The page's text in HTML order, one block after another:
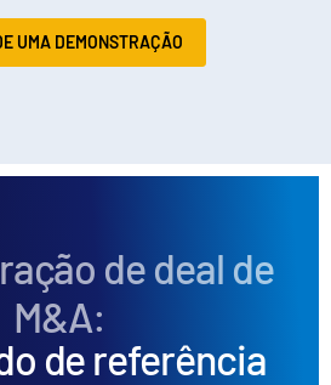
UMA DEMONSTRAÇÃO
de deal de
M&A:
de referência